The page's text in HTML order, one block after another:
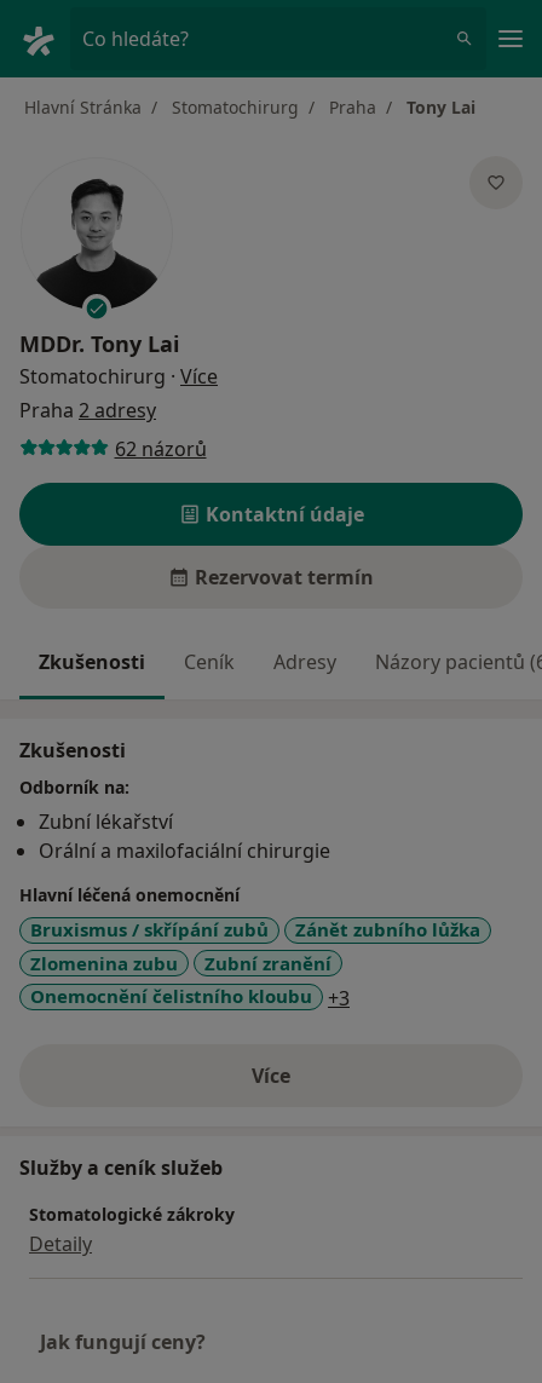
Co hledáte?
Hlavní Stránka Stomatochirurg Praha Tony Lai
MDDr. Tony Lai
Stomatochirurg · Více
Praha 2 adresy
62 názorů
Kontaktní údaje
Rezervovat termín
Zkušenosti Ceník Adresy Názory pacientů
Zkušenosti
Odborník na:
Zubní lékařství
Orální a maxilofaciální chirurgie
Hlavní léčená onemocnění
Bruxismus / skřípání zubů
Zánět zubního lůžka
Zlomenina zubu
Zubní zranění
Onemocnění čelistního kloubu
+3
Víceo zkušenostech
Služby a ceník služeb
Stomatologické zákroky
Detaily
Jak fungují ceny?